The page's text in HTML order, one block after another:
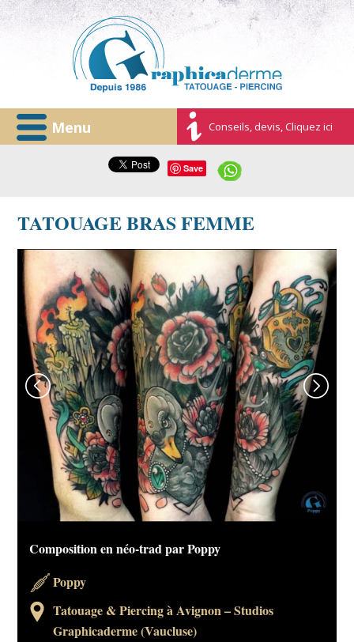
Menu Conseils, devis, Cliquez ici
Save
TATOUAGE BRAS FEMME
15356741_1032594973535559_3676777437737810849_n.jpg
Composition en néo-trad par Poppy
Poppy
Tatouage & Piercing à Avignon – Studios
Graphicaderme (Vaucluse)